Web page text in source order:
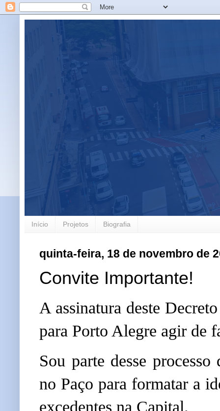
Início Projetos Biografia
quinta-feira, 18 de novembro de
Convite Importante!
A assinatura deste
para Porto Alegre agir de
Sou parte desse
no Paço para formatar a
excedentes na Capital.